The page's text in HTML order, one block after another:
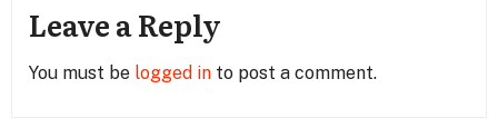
Leave a Reply
You must be logged in to post a comment.